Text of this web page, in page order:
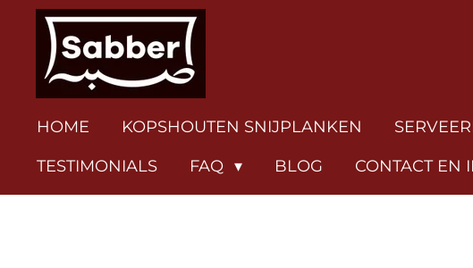
hoofdinhoud
HOME KOPSHOUTEN SNIJPLANKEN
TESTIMONIALS
FAQ BLOG CONTACT EN